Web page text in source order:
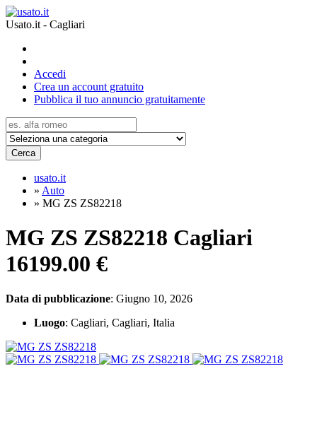
Usato.it - Cagliari
Accedi
Crea un account gratuito
Pubblica il tuo annuncio gratuitamente
Cerca
usato.it
» Auto
» MG ZS ZS82218
MG ZS ZS82218 Cagliari
16199.00 €
Data di pubblicazione: Giugno 10, 2026
Luogo: Cagliari, Cagliari, Italia